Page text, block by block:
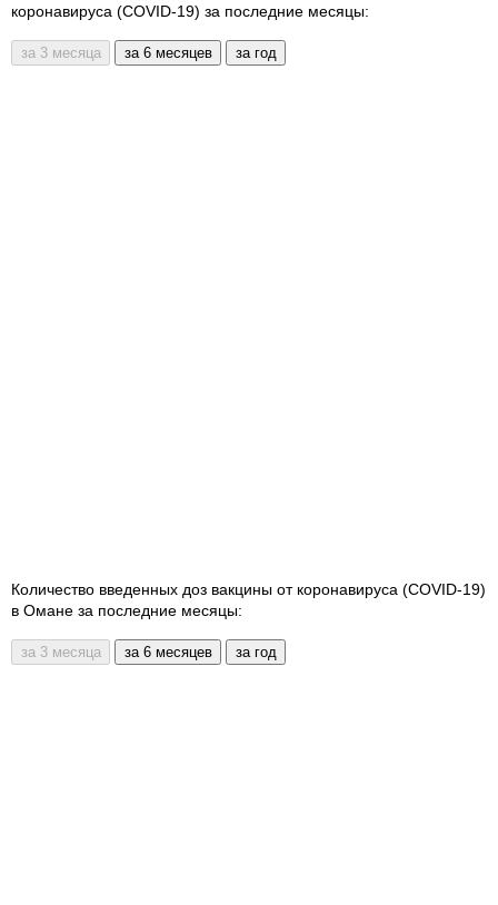
коронавируса (COVID-19) за последние месяцы:
Количество введенных доз вакцины от коронавируса (COVID-19)
в Омане за последние месяцы: